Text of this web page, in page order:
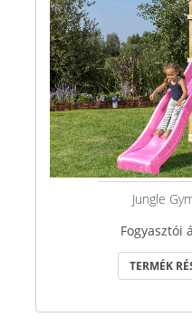
Jungle
Fogyasztói
TERMÉK